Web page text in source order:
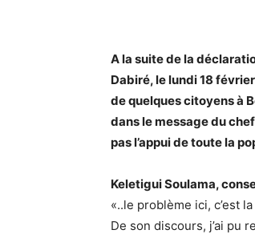
A la suite de la
Dabiré, le lundi 18
de quelques citoyens à
dans le message du
pas l’appui de toute la
Keletigui Soulama,
«..le problème ici, c’est
De son discours, j’ai pu